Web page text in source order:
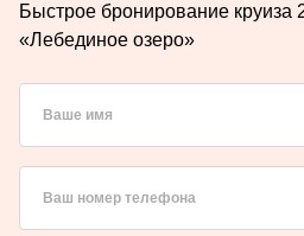
Быстрое бронирование круиза
«Лебединое озеро»
Ваше имя
Ваш номер телефона